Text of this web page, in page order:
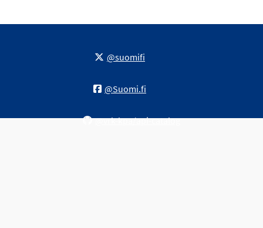
@suomifi
@Suomi.fi
@vrk-kpa/api-catalog